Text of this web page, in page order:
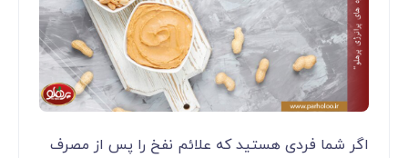
اگر شما فردی هستید که علائم نفخ را پس از مصرف